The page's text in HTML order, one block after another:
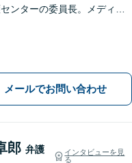
ンターの委員長。メディア
メールでお問い合わせ
郎 弁護
インタビューを見
る